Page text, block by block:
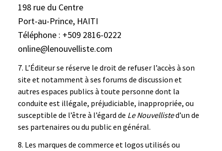
198 rue du Centre
Port-au-Prince, HAITI
Téléphone : +509 2816-0222
online@lenouvelliste.com
L’Éditeur se réserve le droit de refuser l’accès à son
site et notamment à ses forums de discussion et
autres espaces publics à toute personne dont la
conduite est illégale, préjudiciable, inappropriée, ou
susceptible de l’être à l’égard de Le Nouvellisted’un de
ses partenaires ou du public en général.
Les marques de commerce et logos utilisés ou